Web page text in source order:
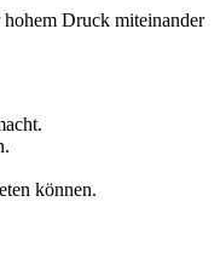
Druck miteinander
können.